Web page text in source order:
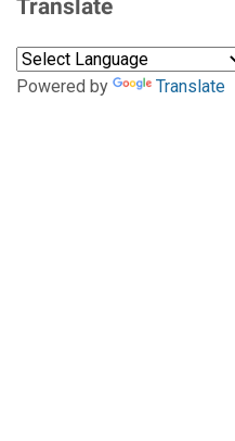
Translate
Powered by Translate